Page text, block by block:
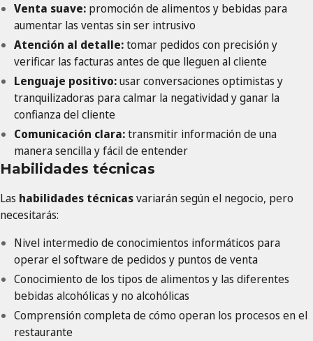
Venta suave: promoción de alimentos y bebidas para
aumentar las ventas sin ser intrusivo
Atención al detalle:tomar pedidos con precisión y
verificar las facturas antes de que lleguen al cliente
Lenguaje positivo:usar conversaciones optimistas y
tranquilizadoras para calmar la negatividad y ganar la
confianza del cliente
Comunicación clara:transmitir información de una
manera sencilla y fácil de entender
Habilidades técnicas
Las habilidades técnicasvariarán según el negocio, pero
necesitarás:
Nivel intermedio de conocimientos informáticos para
operar el software de pedidos y puntos de venta
Conocimiento de los tipos de alimentos y las diferentes
bebidas alcohólicas y no alcohólicas
Comprensión completa de cómo operan los procesos en el
restaurante